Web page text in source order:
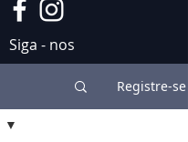
Siga - nos
Registre-se